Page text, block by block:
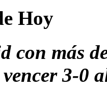
Hoy
con más
3-0